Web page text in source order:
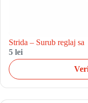
Strida – Surub reglaj sa
5 lei